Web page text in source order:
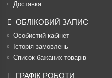
Доставка
ОБЛІКОВИЙ ЗАПИС
Особистий кабінет
Історія замовлень
Список бажаних товарів
ГРАФІК РОБОТИ